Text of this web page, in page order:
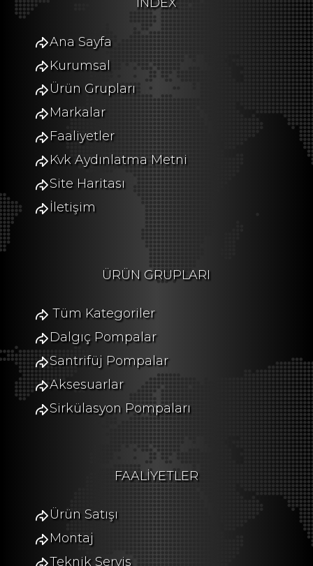
Ana Sayfa
Kurumsal
Ürün Grupları
Markalar
Faaliyetler
Kvk Aydınlatma Metni
Site Haritası
İletişim
ÜRÜN GRUPLARI
Tüm Kategoriler
Dalgıç Pompalar
Santrifüj Pompalar
Aksesuarlar
Sirkülasyon Pompaları
FAALİYETLER
Ürün Satışı
Montaj
Teknik Servis